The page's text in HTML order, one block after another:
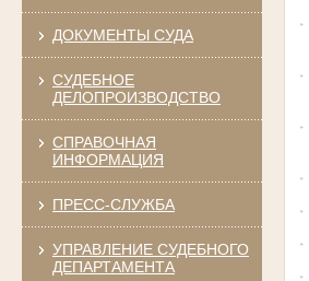
ДОКУМЕНТЫ СУДА
СУДЕБНОЕ
ДЕЛОПРОИЗВОДСТВО
СПРАВОЧНАЯ
ИНФОРМАЦИЯ
ПРЕСС-СЛУЖБА
УПРАВЛЕНИЕ СУДЕБНОГО
ДЕПАРТАМЕНТА